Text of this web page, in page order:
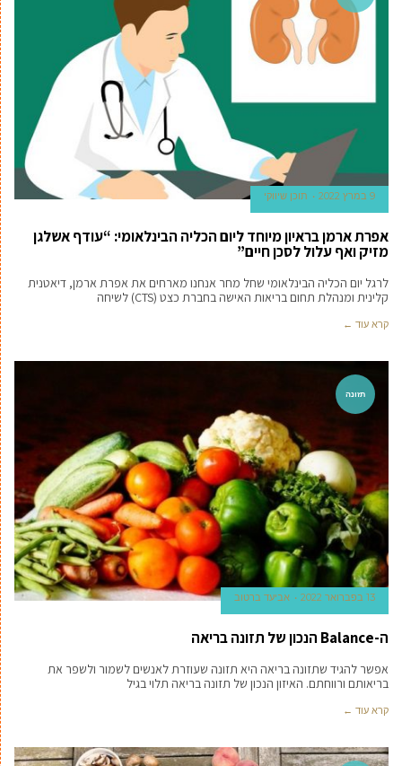
9 במרץ 2022 תוכן שיווקי
אפרת ארמן בראיון מיוחד ליום הכליה הבינלאומי: “עודף אשלגן
מזיק ואף עלול לסכן חיים”
לרגל יום הכליה הבינלאומי שחל מחר אנחנו מארחים את אפרת ארמן, דיאטנית
קלינית ומנהלת תחום בריאות האישה בחברת כצט (CTS) לשיחה
קרא עוד ←
תזונה
13 בפברואר 2022 אביעד ברטוב
ה-Balance הנכון של תזונה בריאה
אפשר להגיד שתזונה בריאה היא תזונה שעוזרת לאנשים לשמור ולשפר את
בריאותם ורווחתם. האיזון הנכון של תזונה בריאה תלוי בגיל
קרא עוד ←